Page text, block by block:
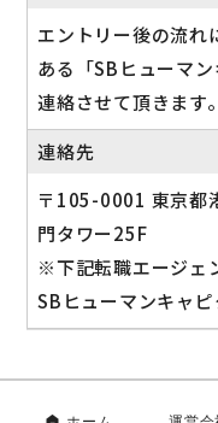
エントリー後の流れ
ある「SBヒューマ
連絡させて頂きます。
連絡先
〒105-0001 東京都
門タワー25F
※下記転職エージェ
SBヒューマンキャ